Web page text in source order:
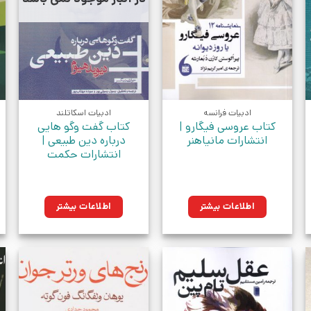
ادبیات فرانسه
کتاب عروسی فیگارو |
انتشارات مانیاهنر
اطلاعات بیشتر
ادبیات اسکاتلند
کتاب گفت وگو هایی
درباره دین طبیعی |
انتشارات حکمت
اطلاعات بیشتر